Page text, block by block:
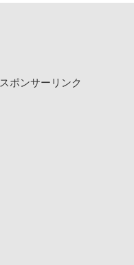
スポンサーリンク